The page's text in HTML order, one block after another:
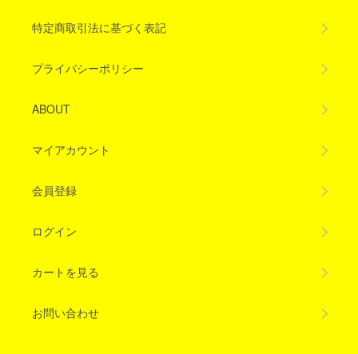
特定商取引法に基づく表記
プライバシーポリシー
ABOUT
マイアカウント
会員登録
ログイン
カートを見る
お問い合わせ